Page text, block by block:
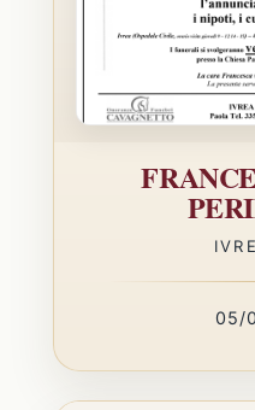
FRANCESCA ACTIS
05/